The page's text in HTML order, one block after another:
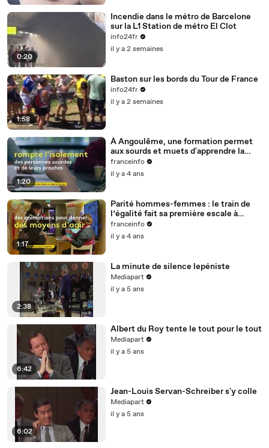
0:20
Incendie dans le métro de Barcelone
sur la L1 Station de métro El Clot
info24fr
il y a 2 semaines
1:58
Baston sur les bords du Tour de France
info24fr
il y a 2 semaines
1:20
À Angoulême, une formation permet
aux sourds et muets d'apprendre la
langue des signes
franceinfo
il y a 4 ans
1:17
Parité hommes-femmes : le train de
l’égalité fait sa première escale à
Nantes
franceinfo
il y a 4 ans
2:38
La minute de silence lepéniste
Mediapart
il y a 5 ans
6:42
Albert du Roy tente le tout pour le tout
Mediapart
il y a 5 ans
6:02
Jean-Louis Servan-Schreiber s'y colle
Mediapart
il y a 5 ans